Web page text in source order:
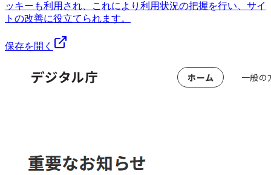
ッキーも利用され、これにより利用状況の把握を行い、サイ
トの改善に役立てられます。
保存を開く